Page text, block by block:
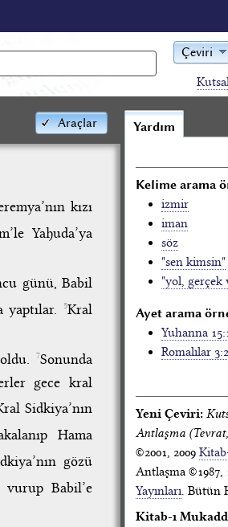
Çeviri
Araçlar
kızı
Yahuda’ya
günü, Babil
5Kral
7Sonunda
gece kral
Sidkiya’nın
Hama
gözü
vurup Babil’e
Yardım
Kelime arama
izmir
iman
söz
"sen kimsin"
"yol, gerçek
Ayet arama
Yuhanna
Romalılar
Yeni Çeviri:
Antlaşma
©2001, 2009
Antlaşma ©1987,
Yayınları. Bütün
Kitab-ı